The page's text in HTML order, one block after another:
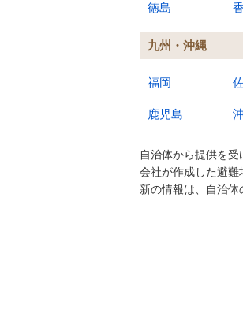
徳島
九州・沖縄
福岡
鹿児島
自治体から提供を
会社が作成した避
新の情報は、自治体